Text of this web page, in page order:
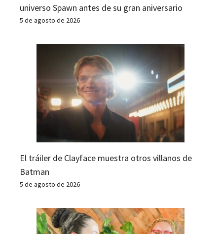
universo Spawn antes de su gran aniversario
5 de agosto de 2026
El tráiler de Clayface muestra otros villanos de
Batman
5 de agosto de 2026